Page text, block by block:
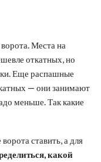
Места на
откатных, но
Еще распашные
— они занимают
меньше. Так какие
ставить, а для
какой